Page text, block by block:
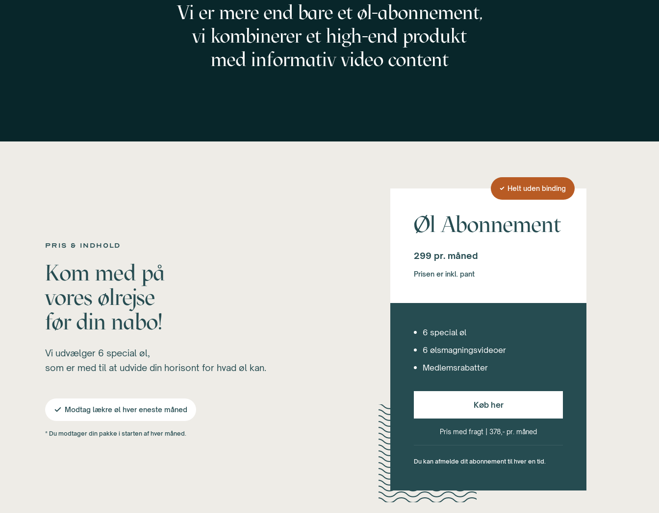
Vi er mere end bare et øl-abonnement,
vi kombinerer et high-end produkt
med informativ video content
Pris & Indhold
Kom med på
vores ølrejse
før din nabo!
Vi udvælger 6 special øl,
som er med til at udvide din horisont for hvad øl kan.
Modtag lækre øl hver eneste måned
* Du modtager din pakke i starten af hver måned.
Øl Abonnement
299 pr. måned
Prisen er inkl. pant
Helt uden binding
6 special øl
6 ølsmagningsvideoer
Medlemsrabatter
Køb her
Pris med fragt | 378,- pr. måned
Du kan afmelde dit abonnement til hver en tid.